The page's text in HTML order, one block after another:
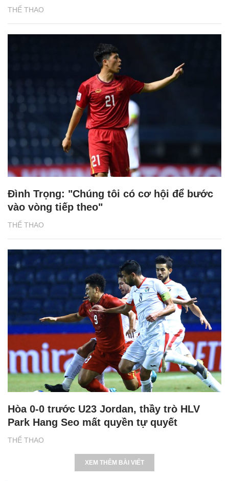
THỂ THAO
THỂ THAO
Đình Trọng: "Chúng tôi có cơ hội để bước
vào vòng tiếp theo"
THỂ THAO
Hòa 0-0 trước U23 Jordan, thầy trò HLV
Park Hang Seo mất quyền tự quyết
XEM THÊM BÀI VIẾT